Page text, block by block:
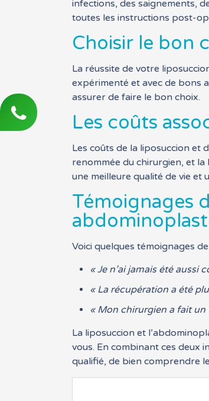
infections, des saignements,
toutes les instructions post-
Choisir le bon
La réussite de votre
expérimenté et avec de bons
assurer de faire le bon choix.
Les coûts
Les coûts de la liposuccion et
renommée du chirurgien, et
une meilleure qualité de vie et
Témoignages
Voici quelques témoignages
« Je n’ai jamais été
« La récupération a été
« Mon chirurgien a fait un
La liposuccion et
vous. En combinant ces deux
qualifié, de bien comprendre